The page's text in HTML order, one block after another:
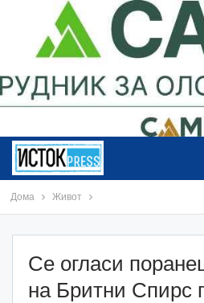
Дома Живот
Се огласи
на Бритни Спирс